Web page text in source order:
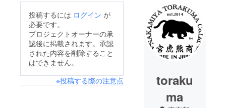
投稿するには ログイン が
必要です。
プロジェクトオーナーの承
認後に掲載されます。承認
された内容を削除すること
はできません。
※投稿する際の注意点
toraku
ma